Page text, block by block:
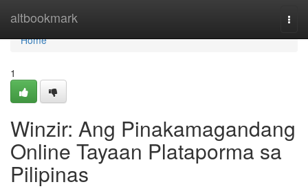
altbookmark
Home
Home
1
Winzir: Ang Pinakamagandang
Online Tayaan Plataporma sa
Pilipinas